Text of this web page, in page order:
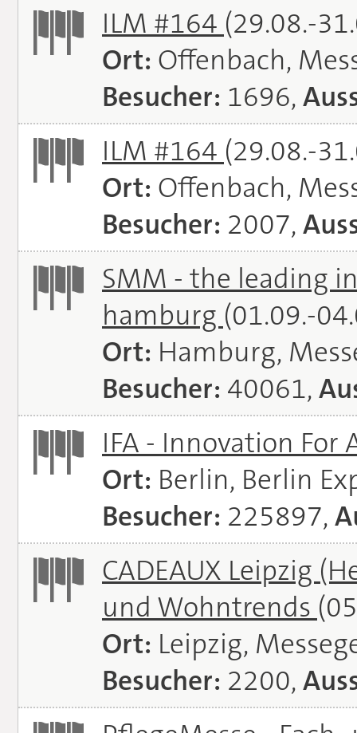
ILM #164 (29.08.-
Ort: Offenbach,
Besucher: 1696,
ILM #164 (29.08.-
Ort: Offenbach,
Besucher: 2007,
SMM - the leading
hamburg (01.09.-
Ort: Hamburg,
Besucher: 40061,
IFA - Innovation For
Ort: Berlin, Berlin
Besucher: 225897,
CADEAUX Leipzig
und Wohntrends
Ort: Leipzig,
Besucher: 2200,